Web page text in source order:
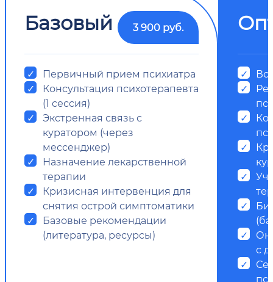
Базовый 3 900 руб.
Первичный прием психиатра
Консультация психотерапевта
(1 сессия)
Экстренная связь с
куратором (через
мессенджер)
Назначение лекарственной
терапии
Кризисная интервенция для
снятия острой симптоматики
Базовые рекомендации
(литература, ресурсы)
с